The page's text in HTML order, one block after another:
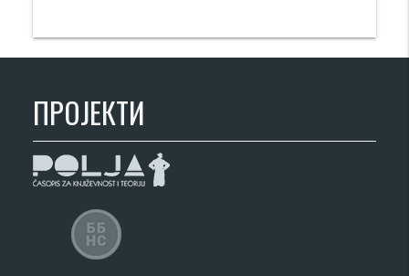
ПРОЈЕКТИ